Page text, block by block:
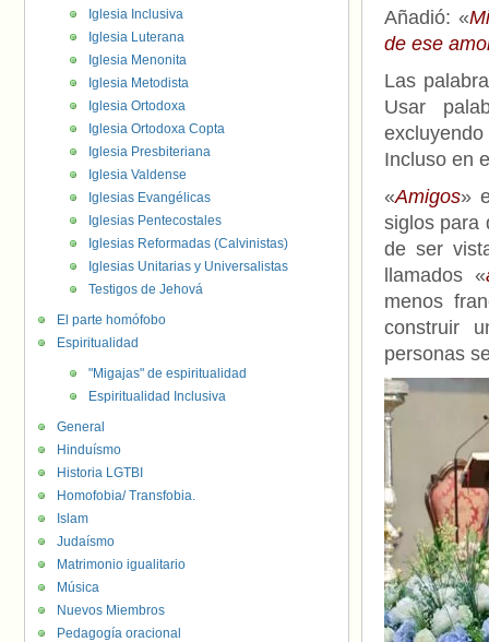
Añadió: «
de ese
Las
Usar
Incluso en
«Amigos»
siglos para
de ser
llamados «
menos
construir
personas
Iglesia Inclusiva
Iglesia Luterana
Iglesia Menonita
Iglesia Metodista
Iglesia Ortodoxa
Iglesia Ortodoxa Copta
Iglesia Presbiteriana
Iglesia Valdense
Iglesias Evangélicas
Iglesias Pentecostales
Iglesias Reformadas (Calvinistas)
Iglesias Unitarias y Universalistas
Testigos de Jehová
El parte homófobo
Espiritualidad
"Migajas" de espiritualidad
Espiritualidad Inclusiva
General
Hinduísmo
Historia LGTBI
Homofobia/ Transfobia.
Islam
Judaísmo
Matrimonio igualitario
Música
Nuevos Miembros
Pedagogía oracional